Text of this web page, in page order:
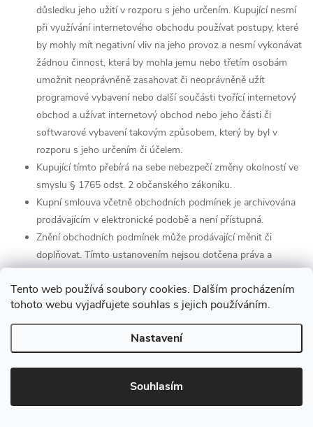
Tento web používá soubory cookies. Dalším procházením
tohoto webu vyjadřujete souhlas s jejich používáním.
Nastavení
Souhlasím
důsledku jeho užití v rozporu s jeho určením. Kupující nesmí
při využívání internetového obchodu používat postupy, které
by mohly mít negativní vliv na jeho provoz a nesmí vykonávat
žádnou činnost, která by mohla jemu nebo třetím osobám
umožnit neoprávněně zasahovat či neoprávněně užít
programové vybavení nebo další součásti tvořící internetový
obchod a užívat internetový obchod nebo jeho části či
softwarové vybavení takovým způsobem, který by byl v
rozporu s jeho určením či účelem.
Kupující tímto přebírá na sebe nebezpečí změny okolností ve
smyslu § 1765 odst. 2 občanského zákoníku.
Kupní smlouva včetně obchodních podmínek je archivována
prodávajícím v elektronické podobě a není přístupná.
Znění obchodních podmínek může prodávající měnit či
doplňovat. Tímto ustanovením nejsou dotčena práva a
povinnosti vzniklé po dobu účinnosti předchozího znění
obchodních podmínek.
Přílohou obchodních podmínek je vzorový formulář pro
odstoupení od smlouvy.